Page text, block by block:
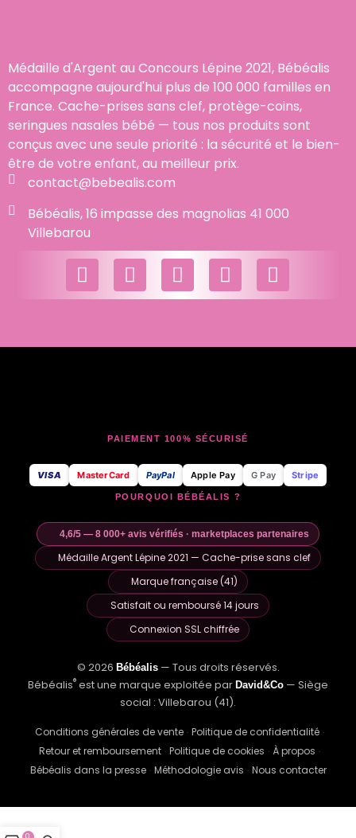
Médaille d'Argent au Concours Lépine 2021, Bébéalis
accompagne aujourd'hui plus de 100 000 familles en
France. Cache-prises sans clef, protège-coins,
seringues nasales bébé — tous nos produits sont
conçus avec une seule priorité : la sécurité et le bien-
être de votre enfant, au meilleur prix.
contact@bebealis.com
Bébéalis, 16 impasse des magnolias 41 000
Villebarou
PAIEMENT 100% SÉCURISÉ
VISA MasterCard PayPal Apple Pay G Pay Stripe
POURQUOI BÉBÉALIS ?
4,6/5 — 8 000+ avis vérifiés · marketplaces partenaires
Médaille Argent Lépine 2021 — Cache-prise sans clef
Marque française (41)
Satisfait ou remboursé 14 jours
Connexion SSL chiffrée
© 2026 Bébéalis— Tous droits réservés.
Bébéalis® est une marque exploitée par David&Co — Siège
social : Villebarou (41).
Conditions générales de vente · Politique de confidentialité ·
Retour et remboursement · Politique de cookies · À propos ·
Bébéalis dans la presse · Méthodologie avis · Nous contacter